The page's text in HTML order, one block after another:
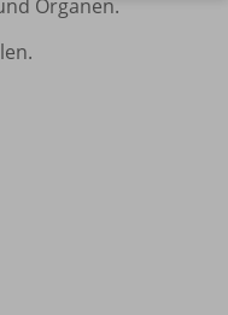
Organen.